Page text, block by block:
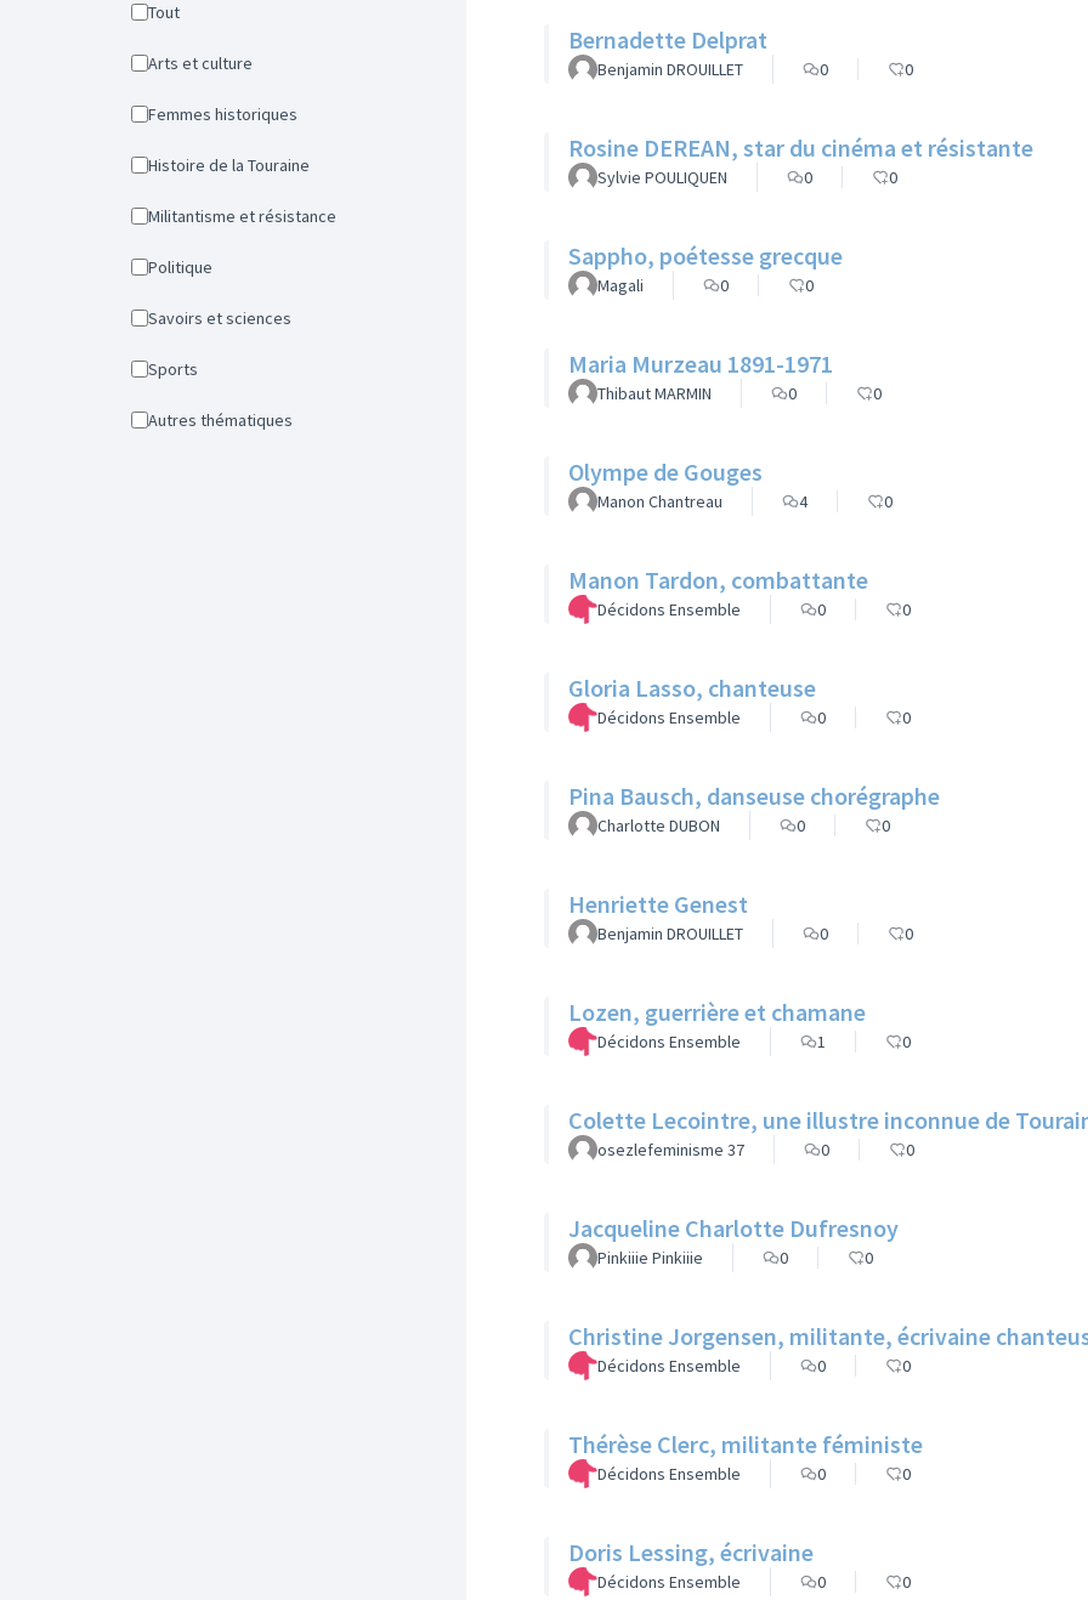
Tout
Arts et culture
Femmes historiques
Histoire de la Touraine
Militantisme et résistance
Politique
Savoirs et sciences
Sports
Autres thématiques
Bernadette Delprat
Benjamin DROUILLET 0 0
Rosine DEREAN, star du cinéma et résistante
Sylvie POULIQUEN 0 0
Sappho, poétesse grecque
Magali 0 0
Maria Murzeau 1891-1971
Thibaut MARMIN 0 0
Olympe de Gouges
Manon Chantreau 4 0
Manon Tardon, combattante
Décidons Ensemble 0 0
Gloria Lasso, chanteuse
Décidons Ensemble 0 0
Pina Bausch, danseuse chorégraphe
Charlotte DUBON 0 0
Henriette Genest
Benjamin DROUILLET 0 0
Lozen, guerrière et chamane
Décidons Ensemble 1 0
Colette Lecointre, une illustre inconnue de
osezlefeminisme 37 0 0
Jacqueline Charlotte Dufresnoy
Pinkiiie Pinkiiie 0 0
Christine Jorgensen, militante, écrivaine
Décidons Ensemble 0 0
Thérèse Clerc, militante féministe
Décidons Ensemble 0 0
Doris Lessing, écrivaine
Décidons Ensemble 0 0